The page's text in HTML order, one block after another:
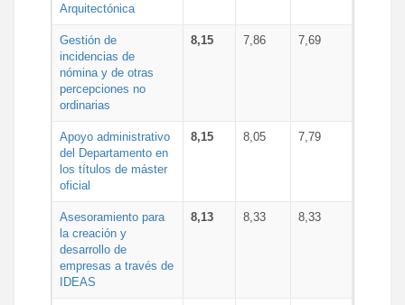
Arquitectónica
Gestión de
incidencias de
nómina y de otras
percepciones no
ordinarias
8,15 7,86 7,69
Apoyo administrativo
del Departamento en
los títulos de máster
oficial
8,15 8,05 7,79
Asesoramiento para
la creación y
desarrollo de
empresas a través de
IDEAS
8,13 8,33 8,33